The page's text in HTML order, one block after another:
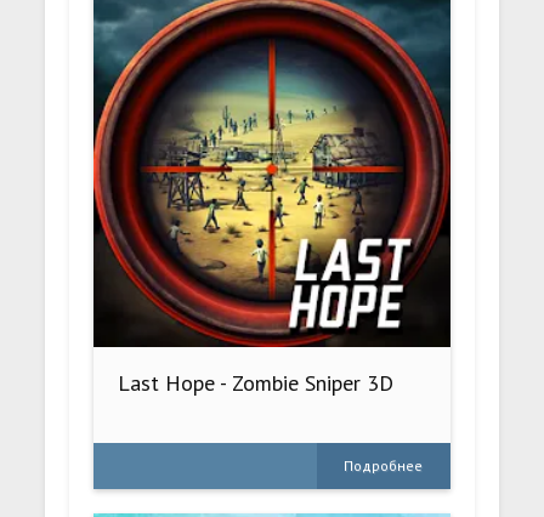
Last Hope - Zombie Sniper 3D
Подробнее